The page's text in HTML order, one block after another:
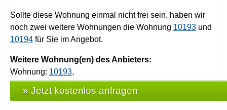
Sollte diese Wohnung einmal nicht frei sein, haben wir
noch zwei weitere Wohnungen die Wohnung 10193 und
10194 für Sie im Angebot.
Weitere Wohnung(en) des Anbieters:
Wohnung: 10193,
» Jetzt kostenlos anfragen